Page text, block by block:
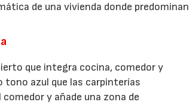
de una vivienda donde predominan
que integra cocina, comedor y
tono azul que las carpinterías
y añade una zona de